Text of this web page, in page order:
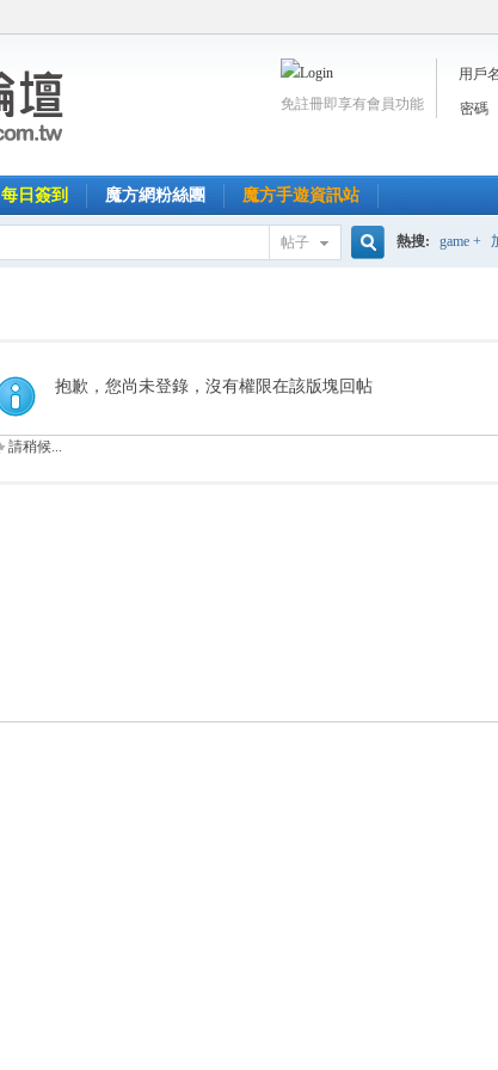
用戶名
密碼
免註冊即享有會員功能
每日簽到 魔方網粉絲團 魔方手遊資訊站
帖子
索
熱搜: game +
抱歉，您尚未登錄，沒有權限在該版塊回帖
請稍候...